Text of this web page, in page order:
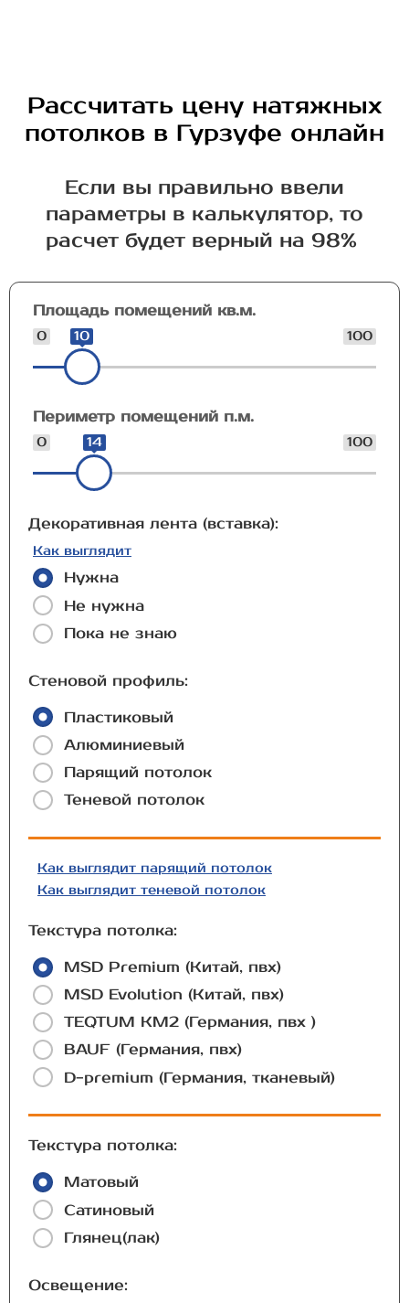
Рассчитать цену натяжных
потолков в Гурзуфе онлайн
Если вы правильно ввели
параметры в калькулятор, то
расчет будет верный на 98%
Площадь помещений кв.м.
0 100
10
Периметр помещений п.м.
0 100
14
Декоративная лента (вставка):
Как выглядит
Нужна
Не нужна
Пока не знаю
Стеновой профиль:
Пластиковый
Алюминиевый
Парящий потолок
Теневой потолок
Как выглядит парящий потолок
Как выглядит теневой потолок
Текстура потолка:
MSD Premium (Китай, пвх)
MSD Evolution (Китай, пвх)
TEQTUM КМ2 (Германия, пвх )
BAUF (Германия, пвх)
D-premium (Германия, тканевый)
Текстура потолка:
Матовый
Сатиновый
Глянец(лак)
Освещение: